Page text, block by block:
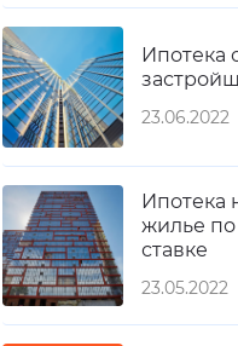
Ипотека
23.06.2022
Ипотека
жилье по
ставке
23.05.2022